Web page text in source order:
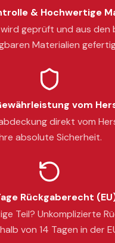
& Hochwertige
geprüft und aus den
Materialien
vom
direkt vom
absolute Sicherheit.
Rückgaberecht
Teil? Unkomplizierte
von 14 Tagen in der